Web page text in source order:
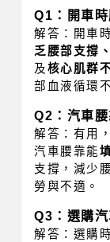
Q1：開車
解答：開車
乏腰部支撐
及核心肌群
部血液循環
Q2：汽車
解答：有用
汽車腰靠能
支撐，減少
勞與不適。
Q3：選購
解答：選購